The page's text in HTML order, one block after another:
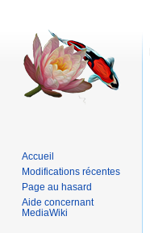
Accueil
Modifications récentes
Page au hasard
Aide concernant
MediaWiki